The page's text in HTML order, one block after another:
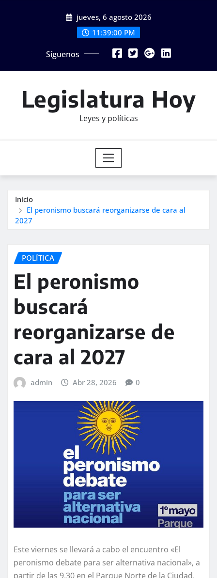
jueves, 6 agosto 2026
11:39:01 PM
Síguenos
Legislatura Hoy
Leyes y políticas
Inicio
El peronismo buscará reorganizarse de cara al
2027
POLÍTICA
El peronismo
buscará
reorganizarse de
cara al 2027
admin Abr 28, 2026 0
Este viernes se llevará a cabo el encuentro «El
peronismo debate para ser alternativa nacional», a
partir de las 9.30 en el Parque Norte de la Ciudad.